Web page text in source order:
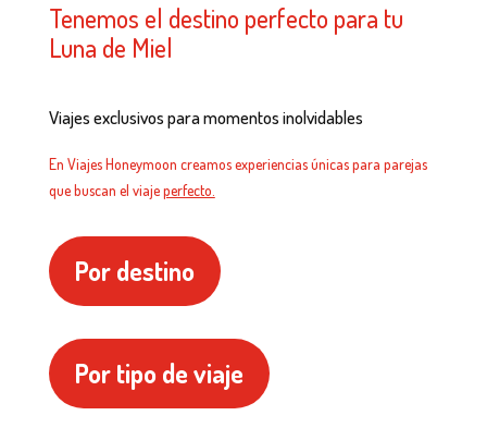
Tenemos el destino perfecto para tu
Luna de Miel
Viajes exclusivos para momentos inolvidables
En Viajes Honeymoon creamos experiencias únicas para parejas
que buscan el viajeperfecto.
Por destino
Por tipo de viaje